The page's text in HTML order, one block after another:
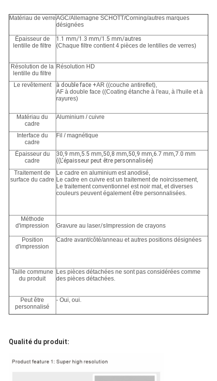
Matériau de verreAGC/Allemagne SCHOTT/Corning/autres marques
désignées
Épaisseur de
lentille de filtre
1.1 mm/1.3 mm/1.5 mm/autres
(Chaque filtre contient 4 pièces de lentilles de verres)
Résolution de la
lentille du filtre
Résolution HD
Le revêtement à double face +AR ((couche antireflet),
AF à double face ((Coating étanche à l'eau, à l'huile et à
rayures)
Matériau du
cadre
Aluminium / cuivre
Interface du
cadre
Fil / magnétique
Épaisseur du
cadre
30,9 mm,5.5 mm,50,8 mm,50,9 mm,6.7 mm,7.0 mm
((L'épaisseur peut être personnalisée)
Traitement de
surface du cadre
Le cadre en aluminium est anodisé,
Le cadre en cuivre est un traitement de noircissement,
Le traitement conventionnel est noir mat, et diverses
couleurs peuvent également être personnalisées.
Méthode
d'impression
Gravure au laser/s Impression de crayons
Position
d'impression
Cadre avant/côté/anneau et autres positions désignées
Taille commune
du produit
Les pièces détachées ne sont pas considérées comme
des pièces détachées.
Peut être
personnalisé
- Oui, oui.
Qualité du produit: